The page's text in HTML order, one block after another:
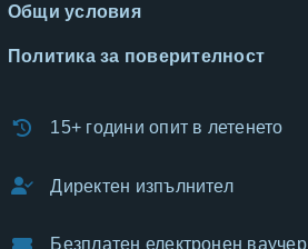
Общи условия
Политика за поверителност
15+ години опит в летенето
Директен изпълнител
Безплатен електронен ваучер